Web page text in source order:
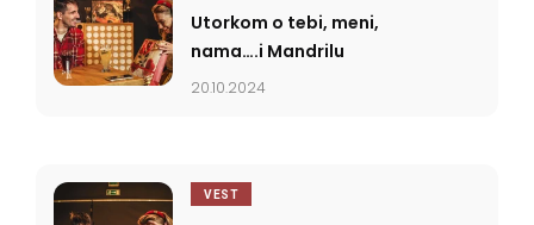
Utorkom o tebi, meni,
nama….i Mandrilu
20.10.2024
VEST